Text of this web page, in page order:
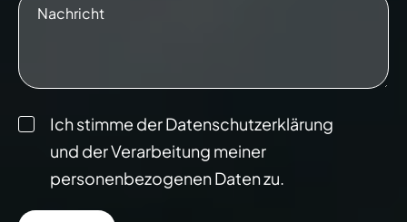
Ich stimme der Datenschutzerklärung
und der Verarbeitung meiner
personenbezogenen Daten zu.